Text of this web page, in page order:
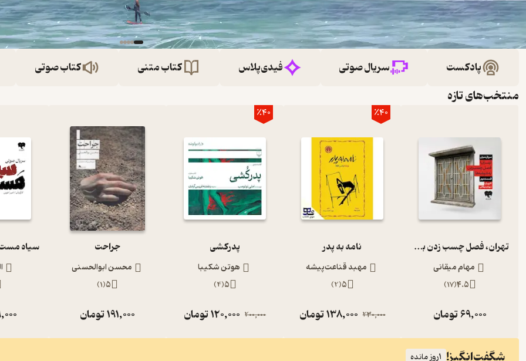
پادکست سریال صوتی فیدی‌پلاس کتاب متنی کتاب صوتی
منتخب‌های تازه
تهران، فصل چسب زدن به شیشه‌ها (قسمت دوم)
مهام میقانی
4.5
(
17
)
69,000تومان
٪40
نامه به پدر
مهبد قناعت‌پیشه
5
(
2
)
230,000
138,000تومان
٪40
پدرکشی
هوتن شکیبا
5
(
4
)
200,000
120,000تومان
جراحت
محسن ابوالحسنی
5
(
1
)
191,000تومان
شگفت‌انگیز! 1روز مانده